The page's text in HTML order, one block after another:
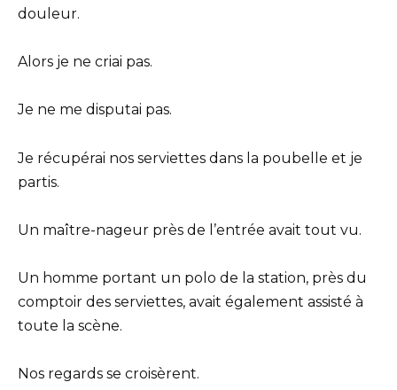
douleur.
Alors je ne criai pas.
Je ne me disputai pas.
Je récupérai nos serviettes dans la poubelle et je
partis.
Un maître-nageur près de l’entrée avait tout vu.
Un homme portant un polo de la station, près du
comptoir des serviettes, avait également assisté à
toute la scène.
Nos regards se croisèrent.